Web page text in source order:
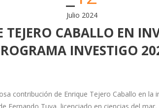
Julio 2024
CABALLO EN
INVESTIGO
contribución de Enrique Tejero Caballo en